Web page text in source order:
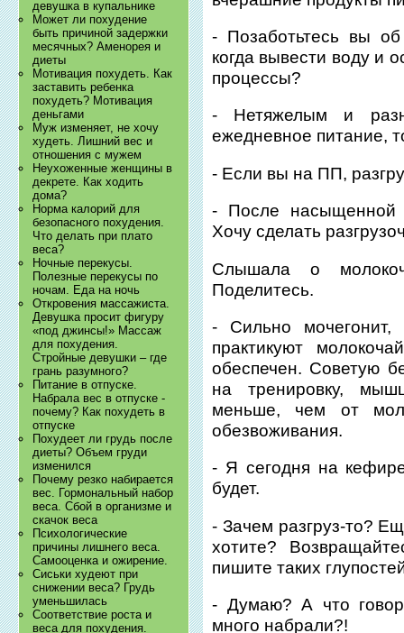
девушка в купальнике
Может ли похудение
быть причиной задержки
месячных? Аменорея и
диеты
Мотивация похудеть. Как
заставить ребенка
похудеть? Мотивация
деньгами
Муж изменяет, не хочу
худеть. Лишний вес и
отношения с мужем
Неухоженные женщины в
декрете. Как ходить
дома?
Норма калорий для
безопасного похудения.
Что делать при плато
веса?
Ночные перекусы.
Полезные перекусы по
ночам. Еда на ночь
Откровения массажиста.
Девушка просит фигуру
«под джинсы!» Массаж
для похудения.
Стройные девушки – где
грань разумного?
Питание в отпуске.
Набрала вес в отпуске -
почему? Как похудеть в
отпуске
Похудеет ли грудь после
диеты? Объем груди
изменился
Почему резко набирается
вес. Гормональный набор
веса. Сбой в организме и
скачок веса
Психологические
причины лишнего веса.
Самооценка и ожирение.
Сиськи худеют при
снижении веса? Грудь
уменьшилась
Соответствие роста и
веса для похудения.
- Позаботьтесь вы
когда вывести воду и
процессы?
- Нетяжелым и
ежедневное питание,
- Если вы на ПП,
- После насыщенной
Хочу сделать
Слышала о
Поделитесь.
- Сильно
практикуют
обеспечен. Советую
на тренировку,
меньше, чем от
обезвоживания.
- Я сегодня на
будет.
- Зачем разгруз-то?
хотите?
пишите таких
- Думаю? А что
много набрали?!